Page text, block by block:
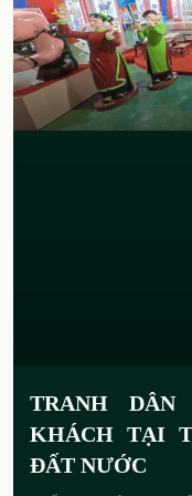
TRANH
KHÁCH TẠI
ĐẤT NƯỚC